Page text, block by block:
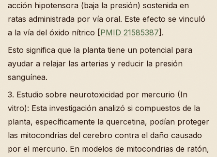
acción hipotensora (baja la presión) sostenida en
ratas administrada por vía oral. Este efecto se vinculó
a la vía del óxido nítrico [PMID 21585387].
Esto significa que la planta tiene un potencial para
ayudar a relajar las arterias y reducir la presión
sanguínea.
3. Estudio sobre neurotoxicidad por mercurio (In
vitro): Esta investigación analizó si compuestos de la
planta, específicamente la quercetina, podían proteger
las mitocondrias del cerebro contra el daño causado
por el mercurio. En modelos de mitocondrias de ratón,